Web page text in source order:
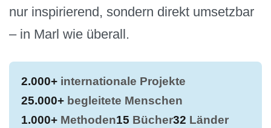
nur inspirierend, sondern direkt umsetzbar
– in Marl wie überall.
2.000+ internationale Projekte
25.000+ begleitete Menschen
1.000+ Methoden15 Bücher32 Länder